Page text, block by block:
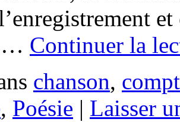
… Continuer la
chanson,
, Poésie | Laisser